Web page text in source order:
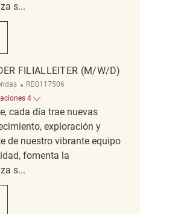
s...
(m/w/d) REQ9827
Filialleiter (m/w/d)
FILIALLEITER (M/W/D)
ReqId
REQ117506
4
cada día trae nuevas
exploración y
de nuestro vibrante equipo
fomenta la
s...
(m/w/d) REQ117506
Filialleiter (m/w/d)